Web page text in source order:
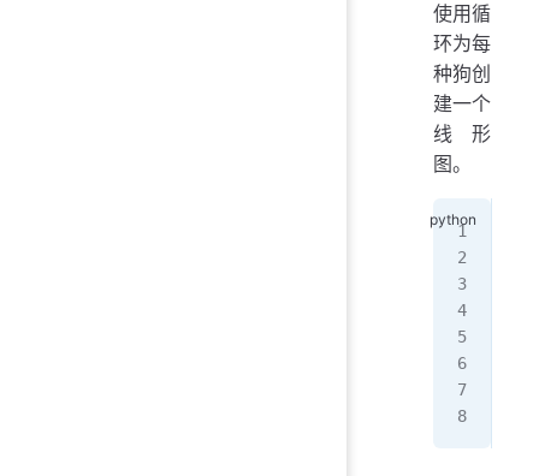
使用循
环为每
种狗创
建一个
线形
图。